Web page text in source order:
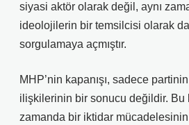
siyasi aktör olarak değil, aynı
ideolojilerin bir temsilcisi olarak
sorgulamaya açmıştır.
MHP’nin kapanışı, sadece
ilişkilerinin bir sonucu değildir. Bu
zamanda bir iktidar